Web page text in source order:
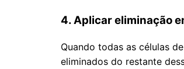
4. Aplicar eliminação
Quando todas as células
eliminados do restante